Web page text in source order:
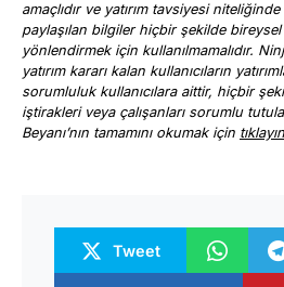
amaçlıdır ve yatırım tavsiyesi
paylaşılan bilgiler hiçbir şekilde bireysel
yönlendirmek için kullanılmamalıdır.
yatırım kararı kalan kullanıcıların
sorumluluk kullanıcılara aittir, hiçbir
iştirakleri veya çalışanları sorumlu
Beyanı’nın tamamını okumak için
Tweet